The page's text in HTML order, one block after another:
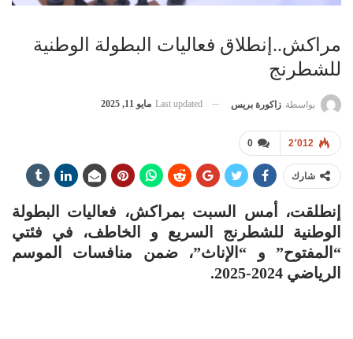
مراكش..إنطلاق فعاليات البطولة الوطنية
للشطرنج
بواسطة زاكورة بريس Last updated مايو 11, 2025
0 2٬012
شارك
إنطلقت، أمس السبت بمراكش، فعاليات البطولة
الوطنية للشطرنج السريع و الخاطف، في فئتي
“المفتوح” و “الإناث”، ضمن منافسات الموسم
الرياضي 2024-2025.